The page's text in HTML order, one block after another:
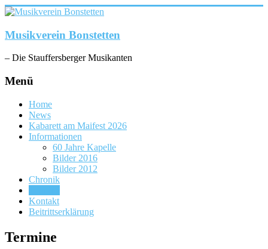
Zum
springen
Musikverein Bonstetten
– Die Stauffersberger Musikanten
Menü
Home
News
Kabarett am Maifest 2026
Informationen
60 Jahre Kapelle
Bilder 2016
Bilder 2012
Chronik
Kontakt
Beitrittserklärung
Termine